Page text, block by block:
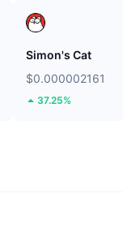
Simon's Cat
$0.000002161
37.25%